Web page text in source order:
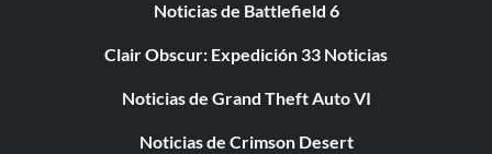
Noticias de Battlefield 6
Clair Obscur: Expedición 33 Noticias
Noticias de Grand Theft Auto VI
Noticias de Crimson Desert